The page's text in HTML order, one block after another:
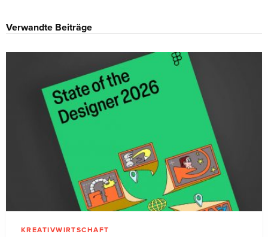
Verwandte Beiträge
KREATIVWIRTSCHAFT